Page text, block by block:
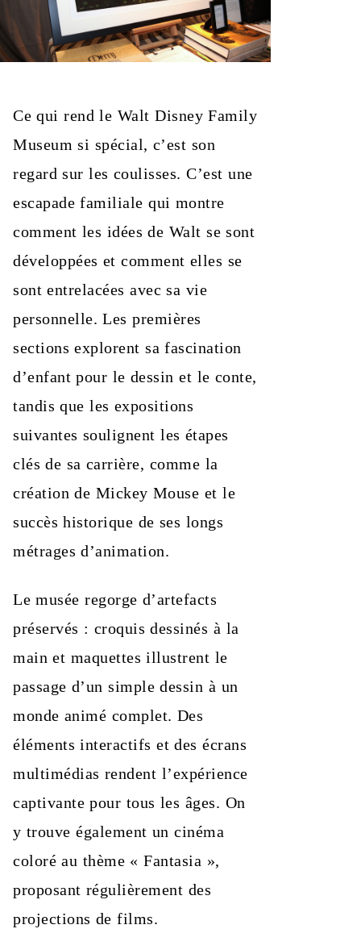
Ce qui rend le Walt Disney Family
Museum si spécial, c’est son
regard sur les coulisses. C’est une
escapade familiale qui montre
comment les idées de Walt se sont
développées et comment elles se
sont entrelacées avec sa vie
personnelle. Les premières
sections explorent sa fascination
d’enfant pour le dessin et le conte,
tandis que les expositions
suivantes soulignent les étapes
clés de sa carrière, comme la
création de Mickey Mouse et le
succès historique de ses longs
métrages d’animation.
Le musée regorge d’artefacts
préservés : croquis dessinés à la
main et maquettes illustrent le
passage d’un simple dessin à un
monde animé complet. Des
éléments interactifs et des écrans
multimédias rendent l’expérience
captivante pour tous les âges. On
y trouve également un cinéma
coloré au thème « Fantasia »,
proposant régulièrement des
projections de films.